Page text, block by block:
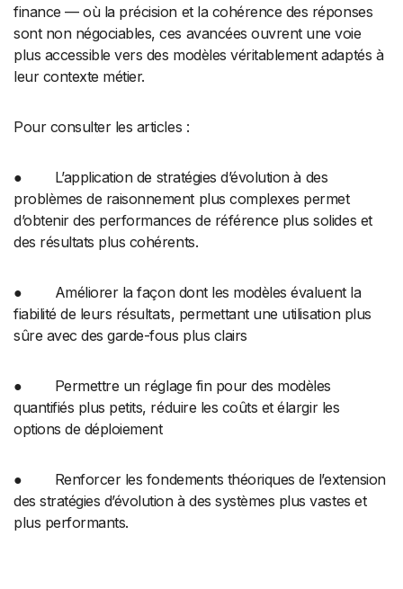
finance — où la précision et la cohérence des réponses
sont non négociables, ces avancées ouvrent une voie
plus accessible vers des modèles véritablement adaptés à
leur contexte métier.
Pour consulter les articles :
● L’application de stratégies d’évolution à des
problèmes de raisonnement plus complexes permet
d’obtenir des performances de référence plus solides et
des résultats plus cohérents.
● Améliorer la façon dont les modèles évaluent la
fiabilité de leurs résultats, permettant une utilisation plus
sûre avec des garde-fous plus clairs
● Permettre un réglage fin pour des modèles
quantifiés plus petits, réduire les coûts et élargir les
options de déploiement
● Renforcer les fondements théoriques de l’extension
des stratégies d’évolution à des systèmes plus vastes et
plus performants.